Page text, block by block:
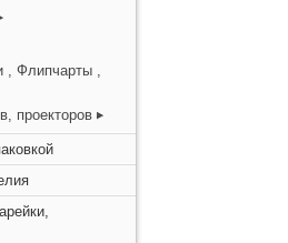
, Флипчарты ,
проекторов